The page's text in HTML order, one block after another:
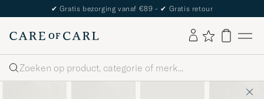
✔ Gratis bezorging vanaf €89 - ✔ Gratis retour
Zoeken